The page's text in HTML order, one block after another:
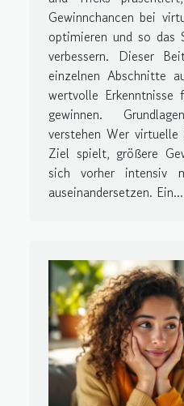
Gewinnchancen bei
optimieren und so das
verbessern. Dieser
einzelnen Abschnitte
wertvolle
gewinnen.
verstehen Wer
Ziel spielt, größere
sich vorher intensiv
auseinandersetzen. Ein...